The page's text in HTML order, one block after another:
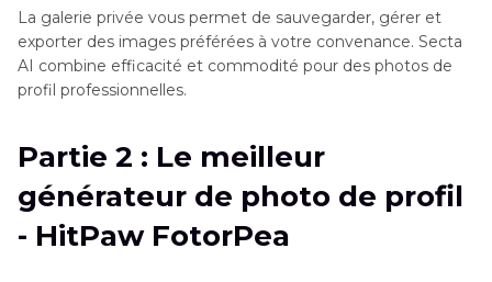
La galerie privée vous permet de sauvegarder, gérer et
exporter des images préférées à votre convenance. Secta
AI combine efficacité et commodité pour des photos de
profil professionnelles.
Partie 2 : Le meilleur
générateur de photo de profil
- HitPaw FotorPea